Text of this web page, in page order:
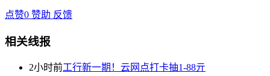
点赞0 赞助 反馈
相关线报
2小时前工行新一期！云网点打卡抽1-88亓